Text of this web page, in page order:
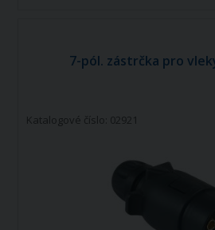
7-pól. zástrčka pro
Katalogové číslo: 02921